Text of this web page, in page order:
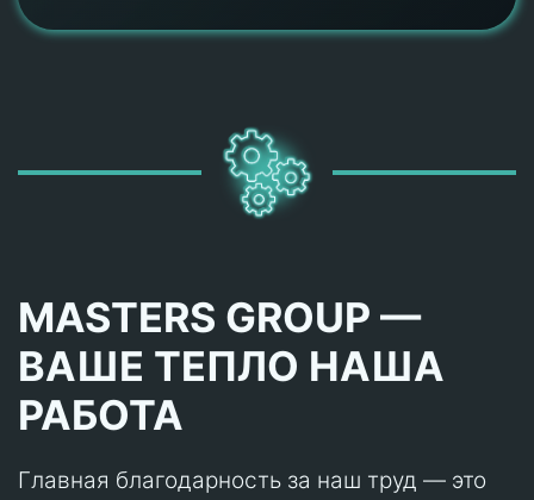
MASTERS GROUP —
ВАШЕ ТЕПЛО НАША
РАБОТА
Главная благодарность за наш труд — это